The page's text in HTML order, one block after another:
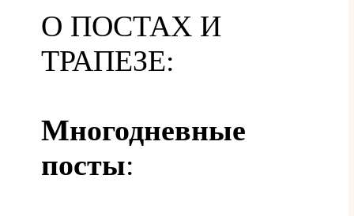
О ПОСТАХ И
ТРАПЕЗЕ:
Многодневные
посты: